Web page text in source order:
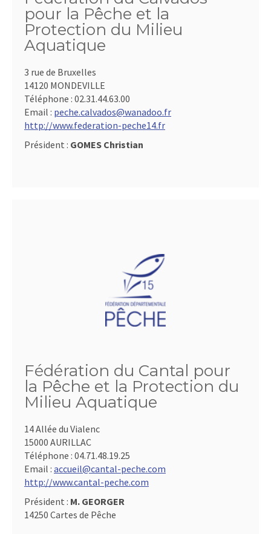
pour la Pêche et la
Protection du Milieu
Aquatique
3 rue de Bruxelles
14120 MONDEVILLE
Téléphone : 02.31.44.63.00
Email : peche.calvados@wanadoo.fr
http://www.federation-peche14.fr
Président : GOMES Christian
Fédération du Cantal pour
la Pêche et la Protection du
Milieu Aquatique
14 Allée du Vialenc
15000 AURILLAC
Téléphone : 04.71.48.19.25
Email : accueil@cantal-peche.com
http://www.cantal-peche.com
Président : M. GEORGER
14250 Cartes de Pêche